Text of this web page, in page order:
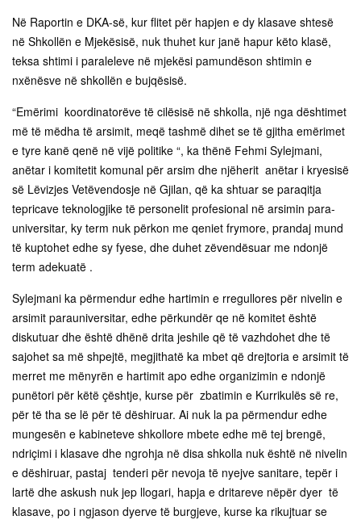
Në Raportin e DKA-së, kur flitet për hapjen e dy klasave shtesë
në Shkollën e Mjekësisë, nuk thuhet kur janë hapur këto klasë,
teksa shtimi i paraleleve në mjekësi pamundëson shtimin e
nxënësve në shkollën e bujqësisë.
“Emërimi koordinatorëve të cilësisë në shkolla, një nga dështimet
më të mëdha të arsimit, meqë tashmë dihet se të gjitha emërimet
e tyre kanë qenë në vijë politike “, ka thënë Fehmi Sylejmani,
anëtar i komitetit komunal për arsim dhe njëherit anëtar i kryesisë
së Lëvizjes Vetëvendosje në Gjilan, që ka shtuar se paraqitja
tepricave teknologjike të personelit profesional në arsimin para-
universitar, ky term nuk përkon me qeniet frymore, prandaj mund
të kuptohet edhe sy fyese, dhe duhet zëvendësuar me ndonjë
term adekuatë .
Sylejmani ka përmendur edhe hartimin e rregullores për nivelin e
arsimit parauniversitar, edhe përkundër qe në komitet është
diskutuar dhe është dhënë drita jeshile që të vazhdohet dhe të
sajohet sa më shpejtë, megjithatë ka mbet që drejtoria e arsimit të
merret me mënyrën e hartimit apo edhe organizimin e ndonjë
punëtori për këtë çështje, kurse për zbatimin e Kurrikulës së re,
për të tha se lë për të dëshiruar. Ai nuk la pa përmendur edhe
mungesën e kabineteve shkollore mbete edhe më tej brengë,
ndriçimi i klasave dhe ngrohja në disa shkolla nuk është në nivelin
e dëshiruar, pastaj tenderi për nevoja të nyejve sanitare, tepër i
lartë dhe askush nuk jep llogari, hapja e dritareve nëpër dyer të
klasave, po i ngjason dyerve të burgjeve, kurse ka rikujtuar se